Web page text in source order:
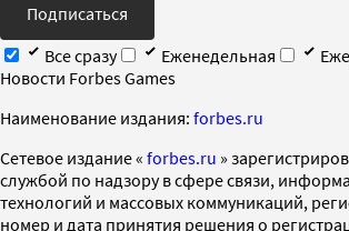
Подписаться
Все сразу
Еженедельная
Новости Forbes Games
Наименование издания: forbes.ru
Cетевое издание « forbes.ru »
службой по надзору в сфере связи,
технологий и массовых коммуникаций,
номер и дата принятия решения о